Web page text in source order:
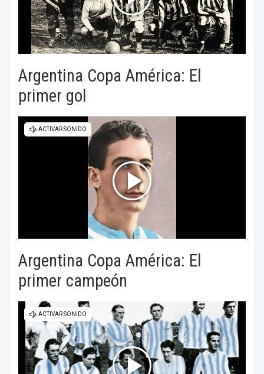
Argentina Copa América: El
primer gol
Argentina Copa América: El
primer campeón